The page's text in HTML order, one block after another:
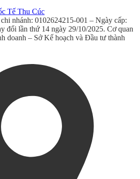
Tế Thu Cúc
nhánh: 0102624215-001 – Ngày cấp:
đổi lần thứ 14 ngày 29/10/2025. Cơ quan
doanh – Sở Kế hoạch và Đầu tư thành